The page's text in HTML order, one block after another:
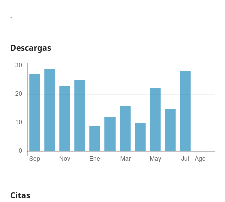
-
Descargas
Citas